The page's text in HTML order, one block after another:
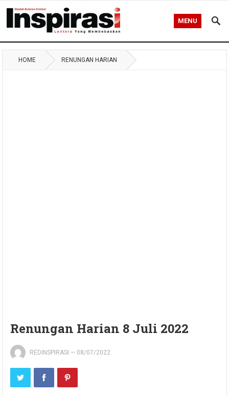
MENU
HOME RENUNGAN HARIAN
Renungan Harian 8 Juli 2022
REDINSPIRASI — 08/07/2022